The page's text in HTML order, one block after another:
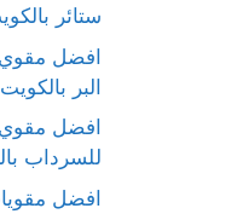
ستائر
افضل
البر بالكويت
افضل
للسرداب
افضل